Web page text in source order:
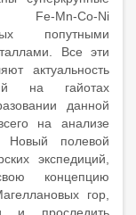
Fe-Mn-Co-Ni
попутными
Все эти
актуальность
на гайотах
данной
на анализе
Новый полевой
экспедиций,
концепцию
гор,